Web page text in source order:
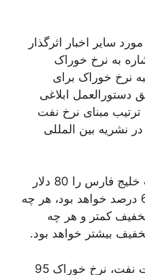
سایر اخبار اثرگذار
به نرخ خوراک
نرخ خوراک برای
دستورالعمل ابلاغی
مبنای نرخ نفت
نشریه بین المللی
او بیان کرد: اگر نرخ نفت فوب خلیج فارس را 80 دلار
در نظر بگیریم، این تخفیف 6.2 درصد خواهد بود، هر چه
کمتر و هر چه
بیشتر خواهد بود.
او افزود: در ابلاغیه قبلی وزارت نفت، نرخ خوراک 95